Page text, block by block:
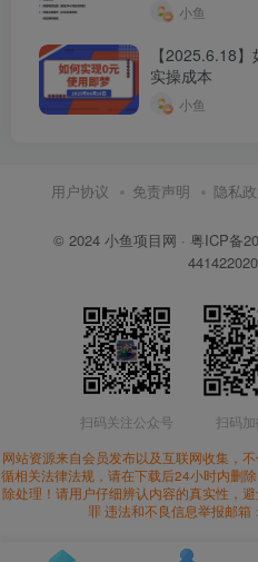
小鱼
【2025.6.18
实操成本
小鱼
用户协议 免责声明 隐私
© 2024 小鱼项目网 · 粤ICP备
扫码关注公众号 扫码
网站资源来自会员发布以及互联网收集，
循相关法律法规，请在下载后24小时内删
除处理！请用户仔细辨认内容的真实性，
罪 违法和不良信息举报邮